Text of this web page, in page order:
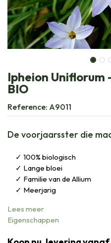
Ipheion
BIO
Reference: A9011
De voorjaarsster die
100% biologisch
Lange bloei
Familie van de Allium
Meerjarig
Lees meer
Eigenschappen